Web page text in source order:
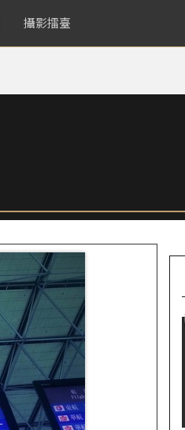
攝影擂臺